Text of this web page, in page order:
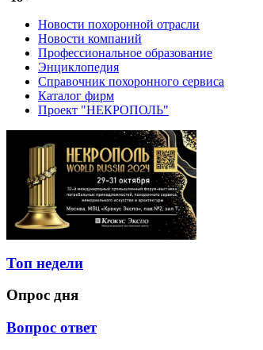
Новости похоронной отрасли
Новости компаний
Профессиональное образование
Энциклопедия
Справочник похоронного сервиса
Каталог фирм
Проект "НЕКРОПОЛЬ"
Топ недели
Опрос дня
Вопрос ответ